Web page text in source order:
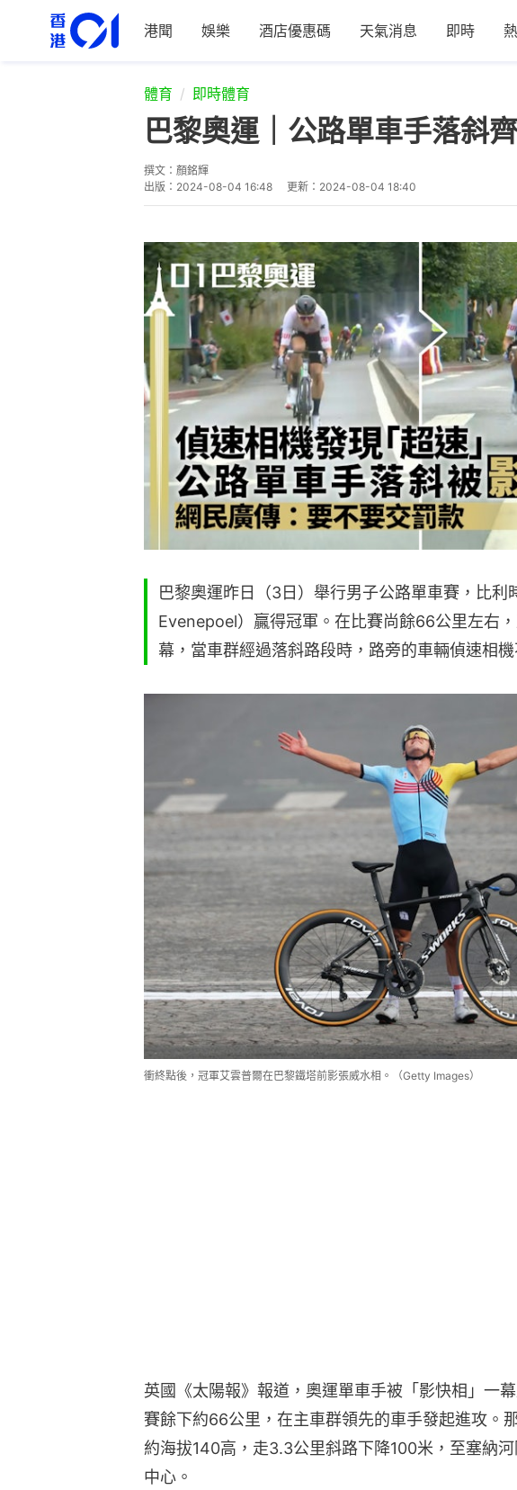
港聞 娛樂 酒店優惠碼 天氣消息 即時
體育 即時體育
巴黎奧運｜公路單車手落斜
撰文： 顏銘輝
出版： 2024-08-04 16:48 更新： 2024-08-04 18:40
巴黎奧運昨日（3日）舉行男子公路單車賽，比利
Evenepoel）贏得冠軍。在比賽尚餘66公里左右
幕，當車群經過落斜路段時，路旁的車輛偵速相機
衝終點後，冠軍艾雲普爾在巴黎鐵塔前影張威水相。（Getty Images）
英國《太陽報》報道，奧運單車手被「影快相」一
賽餘下約66公里，在主車群領先的車手發起進攻。
約海拔140高，走3.3公里斜路下降100米，至塞納
中心。